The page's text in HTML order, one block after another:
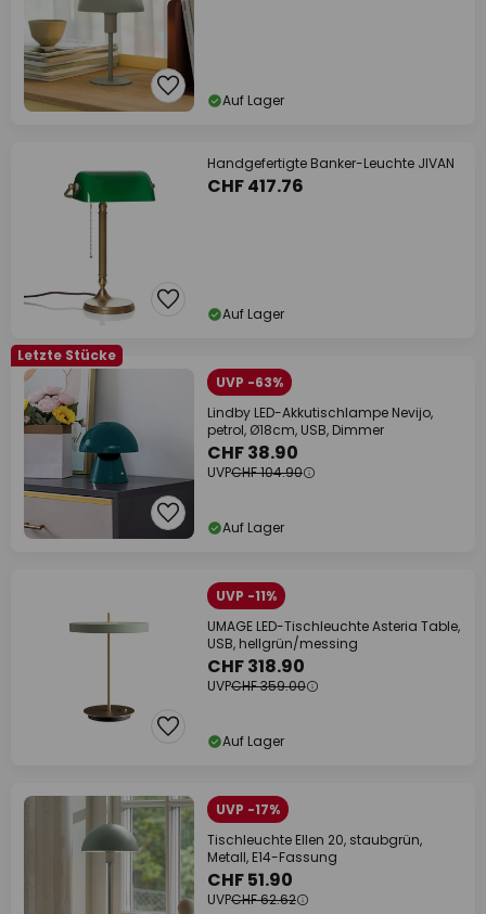
Auf Lager
Handgefertigte Banker-Leuchte JIVAN
CHF 417.76
Auf Lager
Letzte Stücke
UVP -63%
Lindby LED-Akkutischlampe Nevijo,
petrol, Ø18cm, USB, Dimmer
CHF 38.90
UVPCHF 104.90
Auf Lager
UVP -11%
UMAGE LED-Tischleuchte Asteria Table,
USB, hellgrün/messing
CHF 318.90
UVPCHF 359.00
Auf Lager
UVP -17%
Tischleuchte Ellen 20, staubgrün,
Metall, E14-Fassung
CHF 51.90
UVPCHF 62.62